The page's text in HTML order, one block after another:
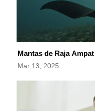
Mantas de Raja Ampat
Mar 13, 2025